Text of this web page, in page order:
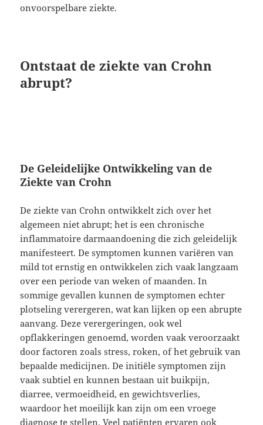
onvoorspelbare ziekte.
Ontstaat de ziekte van Crohn
abrupt?
De Geleidelijke Ontwikkeling van de
Ziekte van Crohn
De ziekte van Crohn ontwikkelt zich over het
algemeen niet abrupt; het is een chronische
inflammatoire darmaandoening die zich geleidelijk
manifesteert. De symptomen kunnen variëren van
mild tot ernstig en ontwikkelen zich vaak langzaam
over een periode van weken of maanden. In
sommige gevallen kunnen de symptomen echter
plotseling verergeren, wat kan lijken op een abrupte
aanvang. Deze verergeringen, ook wel
opflakkeringen genoemd, worden vaak veroorzaakt
door factoren zoals stress, roken, of het gebruik van
bepaalde medicijnen. De initiële symptomen zijn
vaak subtiel en kunnen bestaan uit buikpijn,
diarree, vermoeidheid, en gewichtsverlies,
waardoor het moeilijk kan zijn om een vroege
diagnose te stellen. Veel patiënten ervaren ook